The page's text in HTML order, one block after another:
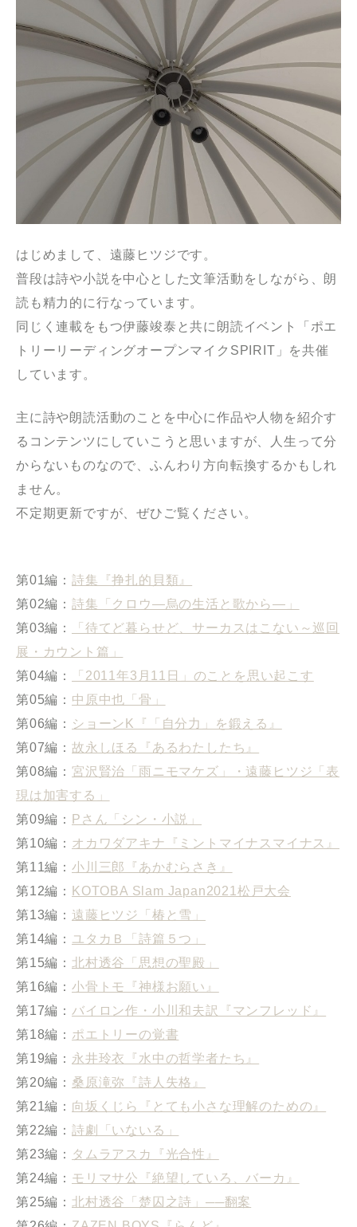
はじめまして、遠藤ヒツジです。
普段は詩や小説を中心とした文筆活動をしながら、朗
読も精力的に行なっています。
同じく連載をもつ伊藤竣泰と共に朗読イベント「ポエ
トリーリーディングオープンマイクSPIRIT」を共催
しています。
主に詩や朗読活動のことを中心に作品や人物を紹介す
るコンテンツにしていこうと思いますが、人生って分
からないものなので、ふんわり方向転換するかもしれ
ません。
不定期更新ですが、ぜひご覧ください。
第01編： 詩集『挣扎的貝類』
第02編： 詩集「クロウ―烏の生活と歌から―」
第03編：
「待てど暮らせど、サーカスはこない～巡回
展・カウント篇」
第04編：
「2011年3月11日」のことを思い起こす
第05編： 中原中也「骨」
第06編： ショーンK『「自分力」を鍛える』
第07編： 故永しほる『あるわたしたち』
第08編： 宮沢賢治「雨ニモマケズ」・遠藤ヒツジ「表
現は加害する」
第09編：
Pさん「シン・小説」
第10編： オカワダアキナ『ミントマイナスマイナス』
第11編： 小川三郎『あかむらさき』
第12編：
KOTOBA Slam Japan2021松戸大会
第13編： 遠藤ヒツジ「椿と雪」
第14編： ユタカＢ「詩篇５つ」
第15編： 北村透谷「思想の聖殿」
第16編： 小骨トモ『神様お願い』
第17編： バイロン作・小川和夫訳『マンフレッド』
第18編： ポエトリーの覚書
第19編： 永井玲衣『水中の哲学者たち』
第20編： 桑原滝弥『詩人失格』
第21編： 向坂くじら『とても小さな理解のための』
第22編： 詩劇「いないる」
第23編： タムラアスカ『光合性』
第24編： モリマサ公『絶望していろ、バーカ』
第25編： 北村透谷「楚囚之詩」──翻案